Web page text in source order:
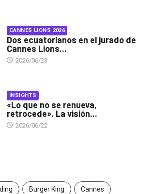
CANNES LIONS 2026
Dos ecuatorianos en el jurado de
Cannes Lions...
2026/06/23
INSIGHTS
«Lo que no se renueva,
retrocede». La visión...
2026/06/22
Burger King Cannes